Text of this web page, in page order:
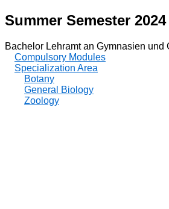
Summer Semester 2024
Bachelor Lehramt an Gymnasien
Compulsory Modules
Specialization Area
Botany
General Biology
Zoology